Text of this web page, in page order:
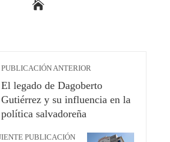
PUBLICACIÓN ANTERIOR
El legado de Dagoberto
Gutiérrez y su influencia en la
política salvadoreña
PUBLICACIÓN